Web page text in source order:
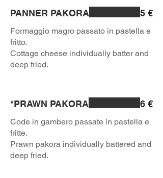
PANNER PAKORA
Formaggio magro passato in pastella e
fritto.
Cottage cheese individually batter and
deep fried.
5 €
*PRAWN PAKORA
Code in gambero passate in pastella e
fritte.
Prawn pakora individually battered and
deep fried.
6 €